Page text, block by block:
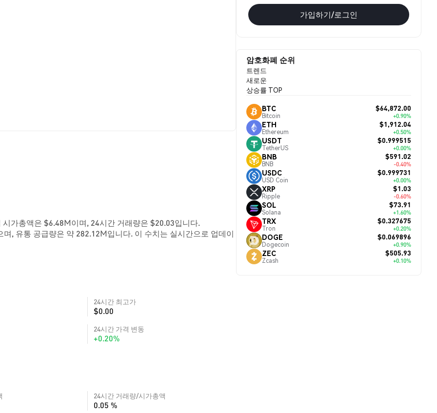
가총액은 $6.48M이며, 24시간 거래량은 $20.03입니다.
며, 유통 공급량은 약 282.12M입니다. 이 수치는 실시간으로 업데이
24시간 최고가
$0.00
24시간 가격 변동
+0.20%
24시간 거래량/시가총액
0.05 %
가입하기/로그인
암호화폐 순위
트렌드
새로운
상승률 TOP
BTC
Bitcoin
$64,872.00
+0.90%
ETH
Ethereum
$1,912.04
+0.50%
USDT
TetherUS
$0.999515
+0.00%
BNB
BNB
$591.02
-0.40%
USDC
USD Coin
$0.999731
+0.00%
XRP
Ripple
$1.03
-0.60%
SOL
Solana
$73.91
+1.60%
TRX
Tron
$0.327675
+0.20%
DOGE
Dogecoin
$0.069896
+0.90%
ZEC
Zcash
$505.93
+0.10%